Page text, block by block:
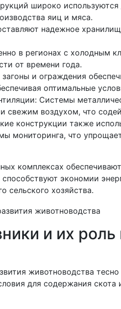
широко
яиц и мяса.
надежное
в регионах с холодным
от времени года.
и ограждения
оптимальные
Системы
свежим воздухом, что
конструкции также
мониторинга, что
комплексах
экономии
сельского хозяйства.
и их
животноводства
для содержания